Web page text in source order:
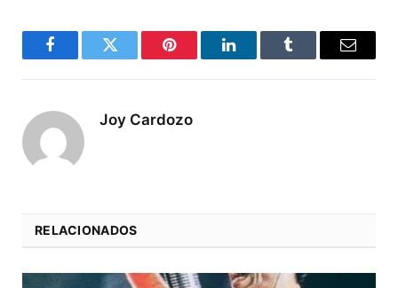
FacebookTwitter Pinterest LinkedInTumblr Email
Joy Cardozo
RELACIONADOS